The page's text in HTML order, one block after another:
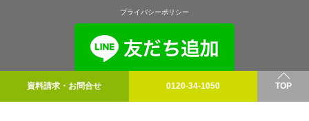
資料請求・お問合せ 0120-34-1050 TOP
プライバシーポリシー